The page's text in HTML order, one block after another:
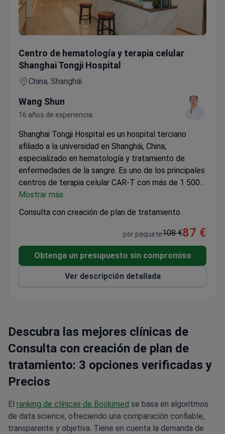
Centro de hematología y terapia celular
Shanghai Tongji Hospital
China, Shanghái
Wang Shun
16 años de experiencia
Shanghai Tongji Hospital es un hospital terciario
afiliado a la universidad en Shanghái, China,
especializado en hematología y tratamiento de
enfermedades de la sangre. Es uno de los principales
centros de terapia celular CAR-T con más de 1 500
infusiones realizadas y altas tasas de remisión en
pacientes con linfoma. Ofrece diagnóstico avanzado
y un enfoque multidisciplinario para leucemias,
Mostrar más
Consulta con creación de plan de tratamiento
por paquete108 €87 €
Obtenga un presupuesto sin compromiso
Ver descripción detallada
Descubra las mejores clínicas de
Consulta con creación de plan de
tratamiento: 3 opciones verificadas y
Precios
El ranking de clínicas de Bookimed se basa en algoritmos
de data science, ofreciendo una comparación confiable,
transparente y objetiva. Tiene en cuenta la demanda de